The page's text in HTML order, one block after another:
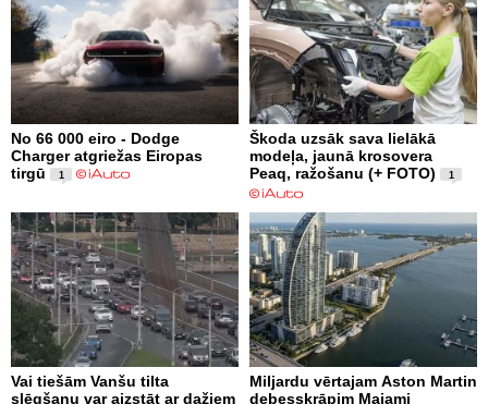
No 66 000 eiro - Dodge
Charger atgriežas Eiropas
tirgū
1
Škoda uzsāk sava lielākā
modeļa, jaunā krosovera
Peaq, ražošanu (+ FOTO)
1
Vai tiešām Vanšu tilta
slēgšanu var aizstāt ar dažiem
Miljardu vērtajam Aston Martin
debesskrāpim Maiami